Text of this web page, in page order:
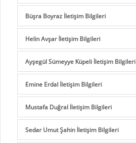
Büşra Boyraz İletişim Bilgileri
Helin Avşar İletişim Bilgileri
Ayşegül Sümeyye Küpeli İletişim Bilgileri
Emine Erdal İletişim Bilgileri
Mustafa Duğral İletişim Bilgileri
Sedar Umut Şahin İletişim Bilgileri